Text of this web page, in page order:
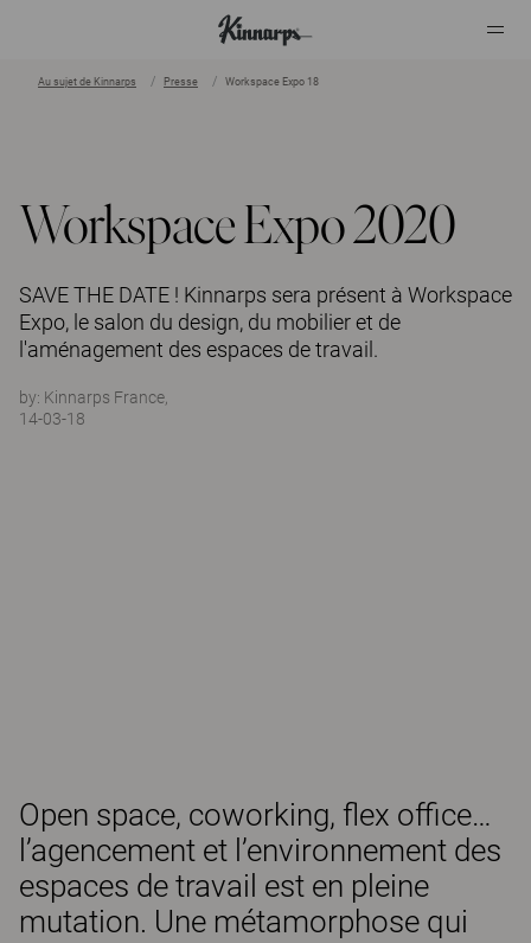
Au sujet de Kinnarps Presse Workspace Expo 18
Workspace Expo 2020
SAVE THE DATE ! Kinnarps sera présent à Workspace
Expo, le salon du design, du mobilier et de
l'aménagement des espaces de travail.
by: Kinnarps France,
14-03-18
Open space, coworking, flex office…
l’agencement et l’environnement des
espaces de travail est en pleine
mutation. Une métamorphose qui